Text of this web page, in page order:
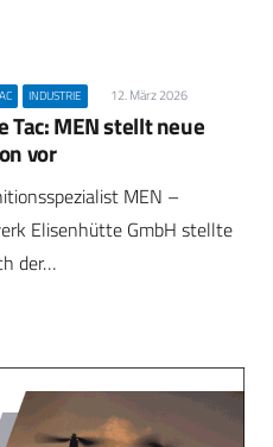
INDUSTRIE 12. März 2026
Tac: MEN stellt neue
vor
MEN –
Elisenhütte GmbH stellte
der…